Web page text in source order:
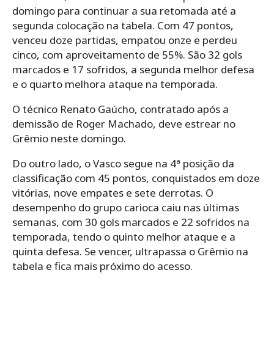
domingo para continuar a sua retomada até a
segunda colocação na tabela. Com 47 pontos,
venceu doze partidas, empatou onze e perdeu
cinco, com aproveitamento de 55%. São 32 gols
marcados e 17 sofridos, a segunda melhor defesa
e o quarto melhora ataque na temporada.
O técnico Renato Gaúcho, contratado após a
demissão de Roger Machado, deve estrear no
Grêmio neste domingo.
Do outro lado, o Vasco segue na 4ª posição da
classificação com 45 pontos, conquistados em doze
vitórias, nove empates e sete derrotas. O
desempenho do grupo carioca caiu nas últimas
semanas, com 30 gols marcados e 22 sofridos na
temporada, tendo o quinto melhor ataque e a
quinta defesa. Se vencer, ultrapassa o Grêmio na
tabela e fica mais próximo do acesso.